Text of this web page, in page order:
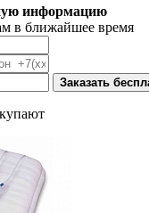
информацию
в ближайшее время
Заказать